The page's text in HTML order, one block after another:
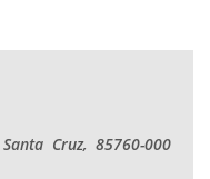
Cruz, 85760-000